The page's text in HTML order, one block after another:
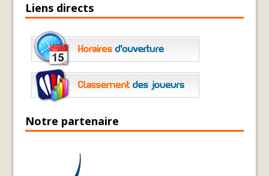
Liens directs
Notre partenaire